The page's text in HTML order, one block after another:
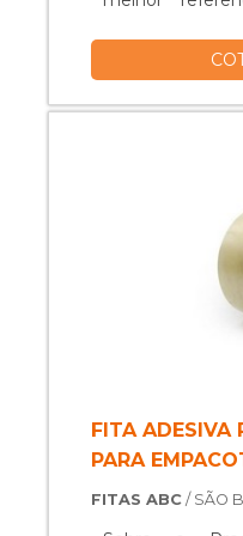
industrial que
automatizando
esteira pode
tamanhos e
podendo ser
de layout
dureza e baixa
materiais e
para
FITA ADESIVA
PARA
FITAS ABC/ SÃO